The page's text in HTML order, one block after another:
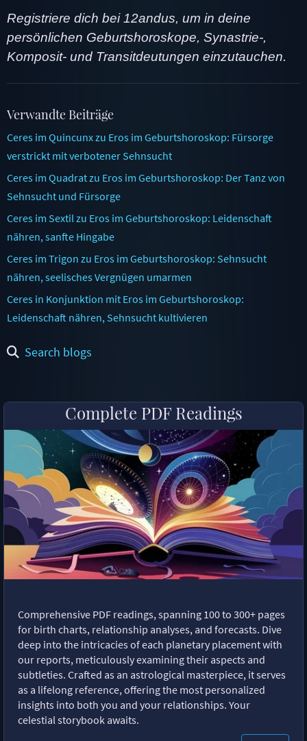
Registriere dich bei 12andus, um in deine
persönlichen Geburtshoroskope, Synastrie-,
Komposit- und Transitdeutungen einzutauchen.
Verwandte Beiträge
Ceres im Quincunx zu Eros im Geburtshoroskop: Fürsorge
verstrickt mit verbotener Sehnsucht
Ceres im Quadrat zu Eros im Geburtshoroskop: Der Tanz von
Sehnsucht und Fürsorge
Ceres im Sextil zu Eros im Geburtshoroskop: Leidenschaft
nähren, sanfte Hingabe
Ceres im Trigon zu Eros im Geburtshoroskop: Sehnsucht
nähren, seelisches Vergnügen umarmen
Ceres in Konjunktion mit Eros im Geburtshoroskop:
Leidenschaft nähren, Sehnsucht kultivieren
Search blogs
Complete PDF Readings
Comprehensive PDF readings, spanning 100 to 300+ pages
for birth charts, relationship analyses, and forecasts. Dive
deep into the intricacies of each planetary placement with
our reports, meticulously examining their aspects and
subtleties. Crafted as an astrological masterpiece, it serves
as a lifelong reference, offering the most personalized
insights into both you and your relationships. Your
celestial storybook awaits.